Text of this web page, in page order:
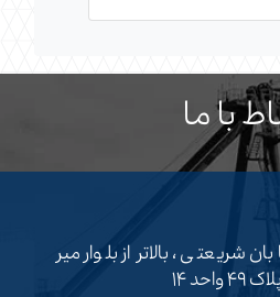
با ما
شریعتی ، بالاتر از بلوار میر
۱۴